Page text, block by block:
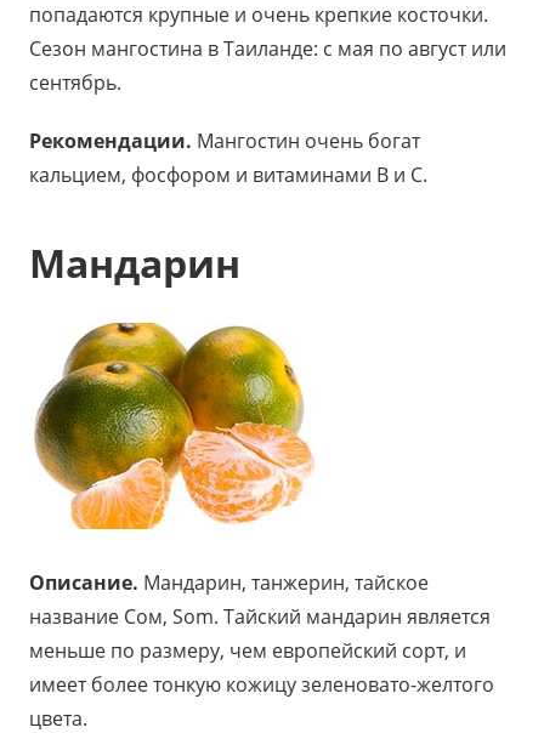
попадаются крупные и очень крепкие косточки.
Сезон мангостина в Таиланде: с мая по август или
сентябрь.
Рекомендации. Мангостин очень богат
кальцием, фосфором и витаминами В и С.
Мандарин
Описание. Мандарин, танжерин, тайское
название Сом, Som. Тайский мандарин является
меньше по размеру, чем европейский сорт, и
имеет более тонкую кожицу зеленовато-желтого
цвета.